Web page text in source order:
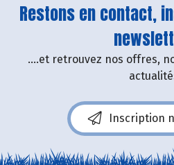
Restons en contact,
....et retrouvez nos offres,
Inscription